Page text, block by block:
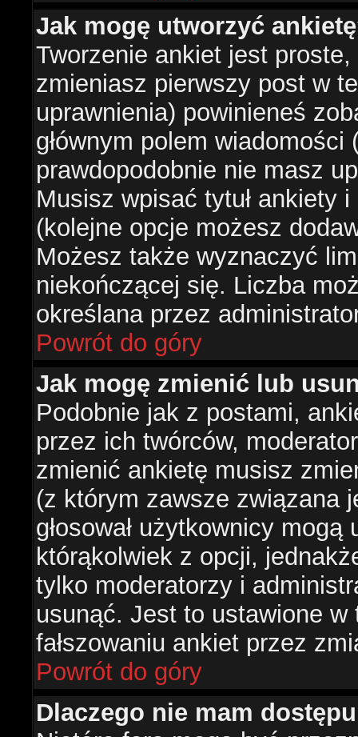
Jak mogę utworzyć
Tworzenie ankiet jest
zmieniasz pierwszy post w
uprawnienia) powinieneś
głównym polem
prawdopodobnie nie masz
Musisz wpisać tytuł ankiety
(kolejne opcje możesz
Możesz także wyznaczyć
niekończącej się. Liczba
określana przez
Powrót do góry
Jak mogę zmienić lub
Podobnie jak z postami,
przez ich twórców,
zmienić ankietę musisz
(z którym zawsze związana
głosował użytkownicy
którąkolwiek z opcji,
tylko moderatorzy i
usunąć. Jest to ustawione
fałszowaniu ankiet przez
Powrót do góry
Dlaczego nie mam